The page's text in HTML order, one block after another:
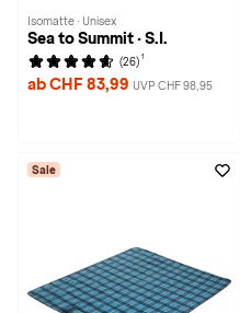
Isomatte · Unisex
Sea to Summit · S.I.
(26) 1
ab CHF 83,99 UVP CHF 98,95
Sale